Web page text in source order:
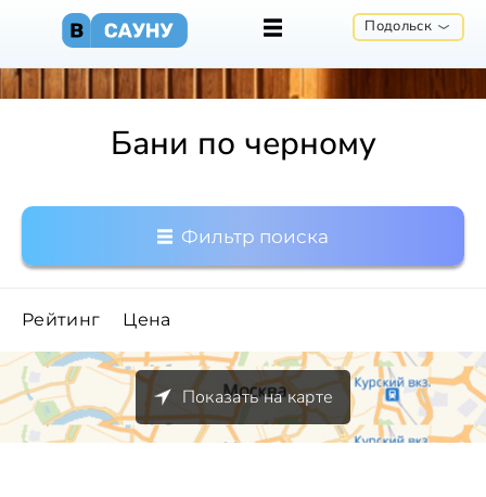
Подольск
Бани по черному
Фильтр поиска
Рейтинг Цена
Показать на карте